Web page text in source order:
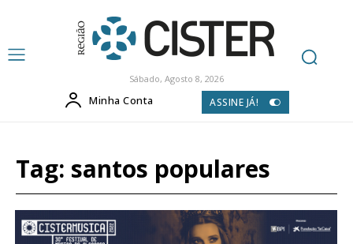
Sábado, Agosto 8, 2026
Minha Conta ASSINE JÁ!
Tag: santos populares